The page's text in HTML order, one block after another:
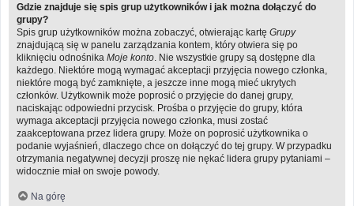
Gdzie znajduje się spis grup użytkowników i jak można dołączyć do
grupy?
Spis grup użytkowników można zobaczyć, otwierając kartę Grupy
znajdującą się w panelu zarządzania kontem, który otwiera się po
kliknięciu odnośnika Moje konto . Nie wszystkie grupy są dostępne dla
każdego. Niektóre mogą wymagać akceptacji przyjęcia nowego członka,
niektóre mogą być zamknięte, a jeszcze inne mogą mieć ukrytych
członków. Użytkownik może poprosić o przyjęcie do danej grupy,
naciskając odpowiedni przycisk. Prośba o przyjęcie do grupy, która
wymaga akceptacji przyjęcia nowego członka, musi zostać
zaakceptowana przez lidera grupy. Może on poprosić użytkownika o
podanie wyjaśnień, dlaczego chce on dołączyć do tej grupy. W przypadku
otrzymania negatywnej decyzji proszę nie nękać lidera grupy pytaniami –
widocznie miał on swoje powody.
Na górę